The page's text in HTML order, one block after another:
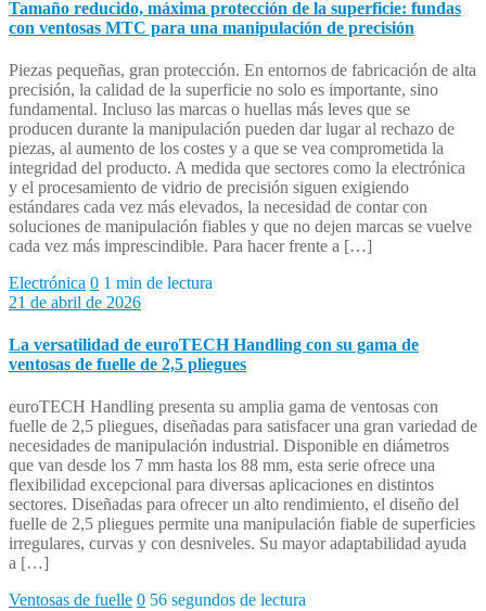
Tamaño reducido, máxima protección de la superficie: fundas
con ventosas MTC para una manipulación de precisión
Piezas pequeñas, gran protección. En entornos de fabricación de alta
precisión, la calidad de la superficie no solo es importante, sino
fundamental. Incluso las marcas o huellas más leves que se
producen durante la manipulación pueden dar lugar al rechazo de
piezas, al aumento de los costes y a que se vea comprometida la
integridad del producto. A medida que sectores como la electrónica
y el procesamiento de vidrio de precisión siguen exigiendo
estándares cada vez más elevados, la necesidad de contar con
soluciones de manipulación fiables y que no dejen marcas se vuelve
cada vez más imprescindible. Para hacer frente a […]
Electrónica 0 1 min de lectura
21 de abril de 2026
La versatilidad de euroTECH Handling con su gama de
ventosas de fuelle de 2,5 pliegues
euroTECH Handling presenta su amplia gama de ventosas con
fuelle de 2,5 pliegues, diseñadas para satisfacer una gran variedad de
necesidades de manipulación industrial. Disponible en diámetros
que van desde los 7 mm hasta los 88 mm, esta serie ofrece una
flexibilidad excepcional para diversas aplicaciones en distintos
sectores. Diseñadas para ofrecer un alto rendimiento, el diseño del
fuelle de 2,5 pliegues permite una manipulación fiable de superficies
irregulares, curvas y con desniveles. Su mayor adaptabilidad ayuda
a […]
Ventosas de fuelle 0 56 segundos de lectura